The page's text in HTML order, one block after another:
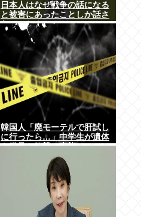
日本人はなぜ戦争の話になる
と被害にあったことしか話さ
ないのか？
韓国人「廃モーテルで肝試し
に行ったら…」中学生が遺体
を発見、衝撃の事態に